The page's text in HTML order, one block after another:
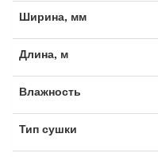
Ширина, мм
Длина, м
Влажность
Тип сушки